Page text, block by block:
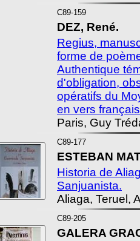
C89-159
DEZ, René.
Regius,
forme de
Authentique
d'obligation,
opératifs du
en vers
Paris, Guy
C89-177
ESTEBAN
Historia de
Sanjuanista.
Aliaga, Teruel,
C89-205
GALERA